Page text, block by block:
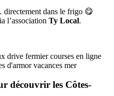
dans le frigo 😋
l’association Ty Local.
découvrir les Côtes-